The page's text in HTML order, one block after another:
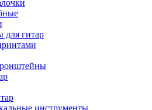
гитар
инструменты